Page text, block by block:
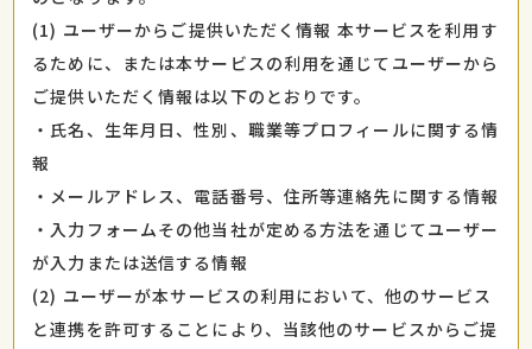
(1) ユーザーからご提供いただく情報 本サービスを利用す
るために、または本サービスの利用を通じてユーザーから
ご提供いただく情報は以下のとおりです。
・氏名、生年月日、性別、職業等プロフィールに関する情
報
・メールアドレス、電話番号、住所等連絡先に関する情報
・入力フォームその他当社が定める方法を通じてユーザー
が入力または送信する情報
(2) ユーザーが本サービスの利用において、他のサービス
と連携を許可することにより、当該他のサービスからご提